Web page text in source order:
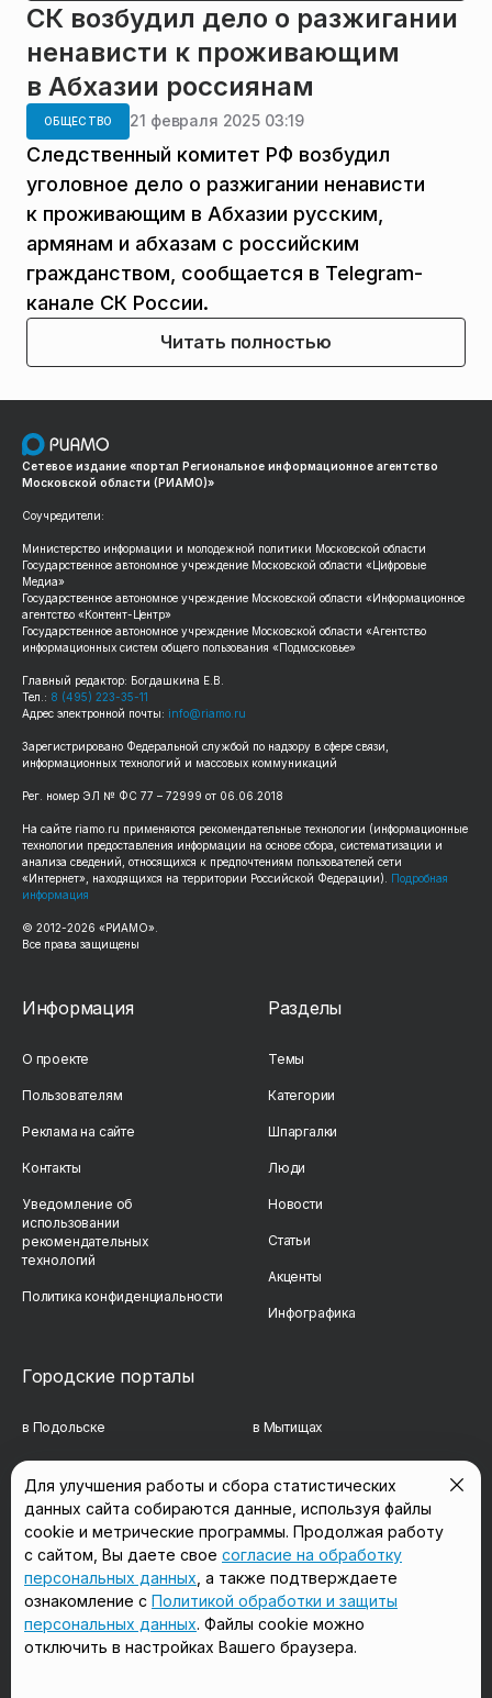
СК возбудил дело о разжигании
ненависти к проживающим
в Абхазии россиянам
ОБЩЕСТВО 21 февраля 2025 03:19
Следственный комитет РФ возбудил
уголовное дело о разжигании ненависти
к проживающим в Абхазии русским,
армянам и абхазам с российским
гражданством, сообщается в Telegram-
канале СК России.
Читать полностью
Сетевое издание «портал Региональное информационное агентство
Московской области (РИАМО)»
Соучредители:
Министерство информации и молодежной политики Московской области
Государственное автономное учреждение Московской области «Цифровые
Медиа»
Государственное автономное учреждение Московской области «Информационное
агентство «Контент-Центр»
Государственное автономное учреждение Московской области «Агентство
информационных систем общего пользования «Подмосковье»
Главный редактор: Богдашкина Е.В.
Тел.: 8 (495) 223-35-11
Адрес электронной почты: info@riamo.ru
Зарегистрировано Федеральной службой по надзору в сфере связи,
информационных технологий и массовых коммуникаций
Рег. номер ЭЛ № ФС 77 – 72999 от 06.06.2018
На сайте riamo.ru применяются рекомендательные технологии (информационные
технологии предоставления информации на основе сбора, систематизации и
анализа сведений, относящихся к предпочтениям пользователей сети
«Интернет», находящихся на территории Российской Федерации). Подробная
информация
© 2012-2026 «РИАМО».
Все права защищены
Информация
О проекте
Пользователям
Реклама на сайте
Контакты
Уведомление об
использовании
рекомендательных
технологий
Политика конфиденциальности
Разделы
Темы
Категории
Шпаргалки
Люди
Новости
Статьи
Акценты
Инфографика
Городские порталы
в Подольске в Мытищах
в Сергиевом Посаде в Люберцах
в Красногорске в Королёве
в Домодедово в Щёлково
Мы в соцсетях
Для улучшения работы и сбора статистических
данных сайта собираются данные, используя файлы
cookie и метрические программы. Продолжая работу
с сайтом, Вы даете свое согласие на обработку
персональных данных , а также подтверждаете
ознакомление с Политикой обработки и защиты
персональных данных. Файлы cookie можно
отключить в настройках Вашего браузера.